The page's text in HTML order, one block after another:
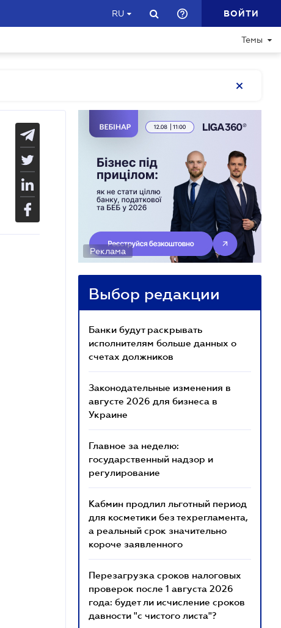
RU ВОЙТИ
Темы
Реклама
Выбор редакции
Банки будут раскрывать
исполнителям больше данных о
счетах должников
Законодательные изменения в
августе 2026 для бизнеса в
Украине
Главное за неделю:
государственный надзор и
регулирование
Кабмин продлил льготный период
для косметики без техрегламента,
а реальный срок значительно
короче заявленного
Перезагрузка сроков налоговых
проверок после 1 августа 2026
года: будет ли исчисление сроков
давности "с чистого листа"?